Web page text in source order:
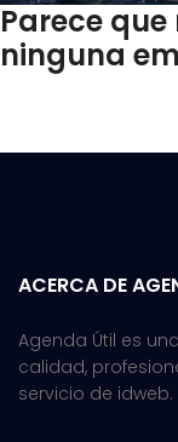
Parece
ninguna
ACERCA DE
Agenda Útil es
calidad,
servicio de idweb.